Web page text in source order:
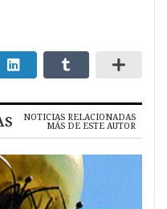
NOTICIAS RELACIONADAS
MÁS DE ESTE AUTOR